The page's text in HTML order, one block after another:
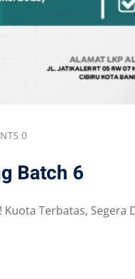
0
Batch 6
Terbatas, Segera